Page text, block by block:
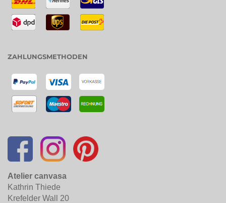
ZAHLUNGSMETHODEN
Atelier canvasa
Kathrin Thiede
Krefelder Wall 20